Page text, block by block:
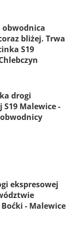
obwodnica
bliżej. Trwa
S19
drogi
S19 Malewice -
ekspresowej
- Malewice